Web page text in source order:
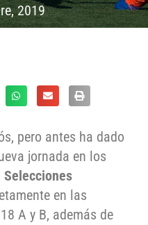
2019
pero antes ha dado
jornada en los
Selecciones
en las
A y B, además de